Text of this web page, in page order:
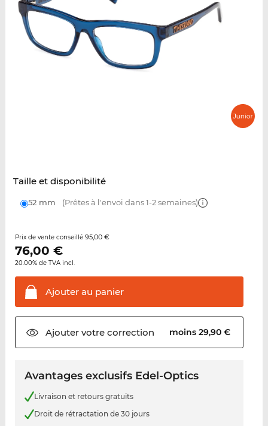
Taille et disponibilité
52 mm (Prêtes à l'envoi dans 1-2 semaines)
Prix de vente conseillé 95,00 €
76,00 €
20.00% de TVA incl.
Ajouter au panier
Ajouter votrecorrection moins 29,90 €
Avantages exclusifs Edel-Optics
Livraison et retours gratuits
Droit de rétractation de 30 jours